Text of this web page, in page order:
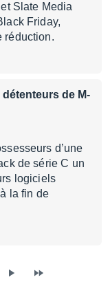
Slate Media
Friday,
réduction.
de M-
d’une
de série C un
logiciels
la fin de